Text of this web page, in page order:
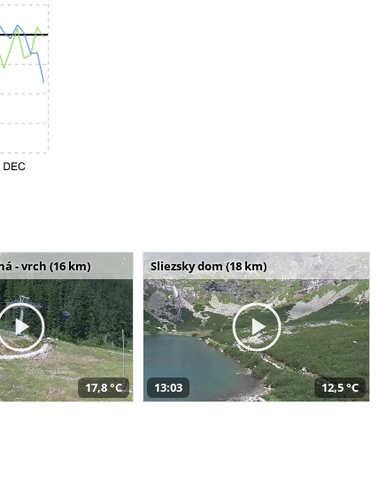
- vrch (16 km)
17,8 °C
Sliezsky dom (18 km)
13:03 12,5 °C